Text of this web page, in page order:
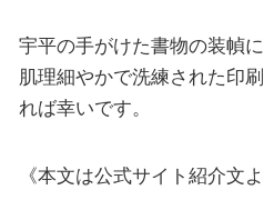
宇平の手がけた書物の装幀
肌理細やかで洗練された印
れば幸いです。
《本文は公式サイト紹介文よ